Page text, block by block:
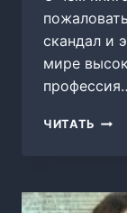
скандал и
мире
ЧИТАТЬ
ТЕО!